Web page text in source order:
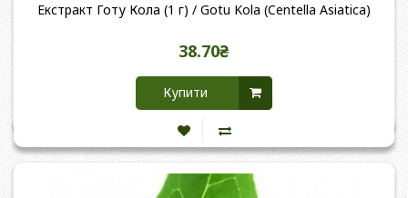
Екстракт Готу Кола (1 г) / Gotu Kola (Centella Asiatica)
38.70₴
Купити